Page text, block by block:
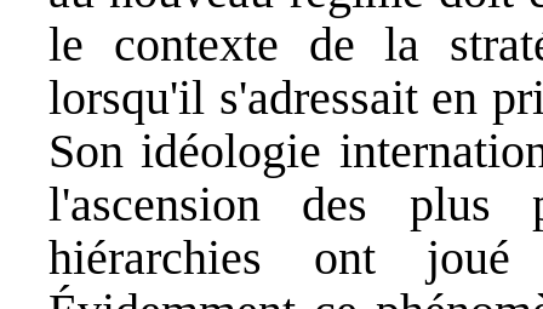
le contexte de la
lorsqu'il s'adressait en
Son idéologie
l'ascension des plus
hiérarchies ont